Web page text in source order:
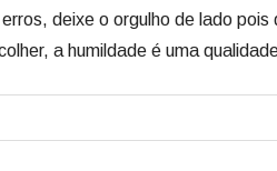
deixe o orgulho de lado
a humildade é uma